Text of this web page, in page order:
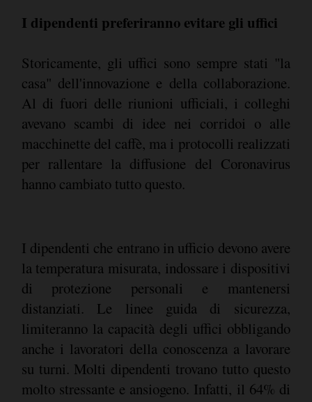
I dipendenti preferiranno evitare gli uffici
Storicamente, gli uffici sono sempre stati "la
casa" dell'innovazione e della collaborazione.
Al di fuori delle riunioni ufficiali, i colleghi
avevano scambi di idee nei corridoi o alle
macchinette del caffè, ma i protocolli realizzati
per rallentare la diffusione del Coronavirus
hanno cambiato tutto questo.
I dipendenti che entrano in ufficio devono avere
la temperatura misurata, indossare i dispositivi
di protezione personali e mantenersi
distanziati. Le linee guida di sicurezza,
limiteranno la capacità degli uffici obbligando
anche i lavoratori della conoscenza a lavorare
su turni. Molti dipendenti trovano tutto questo
molto stressante e ansiogeno. Infatti, il 64% di